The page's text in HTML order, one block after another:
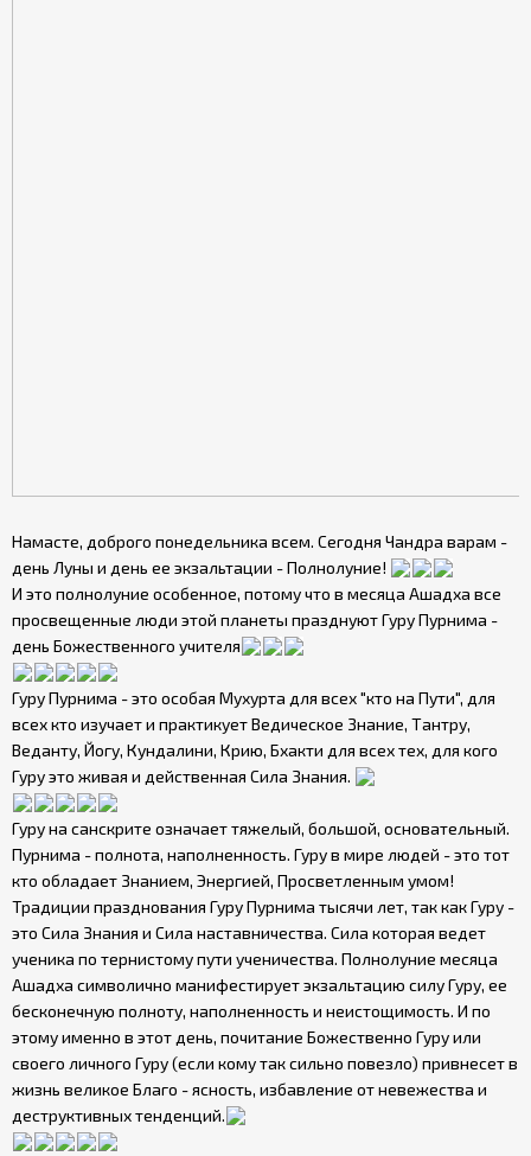
Намасте, доброго понедельника всем. Сегодня Чандра варам -
день Луны и день ее экзальтации - Полнолуние!
И это полнолуние особенное, потому что в месяца Ашадха все
просвещенные люди этой планеты празднуют Гуру Пурнима -
день Божественного учителя
Гуру Пурнима - это особая Мухурта для всех "кто на Пути", для
всех кто изучает и практикует Ведическое Знание, Тантру,
Веданту, Йогу, Кундалини, Крию, Бхакти для всех тех, для кого
Гуру это живая и действенная Сила Знания.
Гуру на санскрите означает тяжелый, большой, основательный.
Пурнима - полнота, наполненность. Гуру в мире людей - это тот
кто обладает Знанием, Энергией, Просветленным умом!
Традиции празднования Гуру Пурнима тысячи лет, так как Гуру -
это Сила Знания и Сила наставничества. Сила которая ведет
ученика по тернистому пути ученичества. Полнолуние месяца
Ашадха символично манифестирует экзальтацию силу Гуру, ее
бесконечную полноту, наполненность и неистощимость. И по
этому именно в этот день, почитание Божественно Гуру или
своего личного Гуру (если кому так сильно повезло) привнесет в
жизнь великое Благо - ясность, избавление от невежества и
деструктивных тенденций.